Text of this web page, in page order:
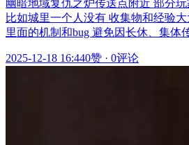
幽暗地域复仇之炉传送点附近 部分
比如城里一个人没有 收集物和经验
里面的机制和bug 避免因长休、集体
2025-12-18 16:440赞 · 0评论